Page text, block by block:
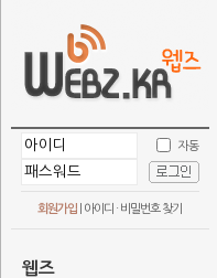
자동
회원가입 아이디 · 비밀번호 찾기
웹즈